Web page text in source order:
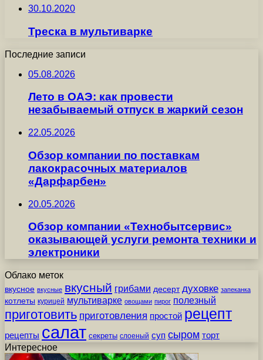
30.10.2020
Треска в мультиварке
Последние записи
05.08.2026
Лето в ОАЭ: как провести
незабываемый отпуск в жаркий сезон
22.05.2026
Обзор компании по поставкам
лакокрасочных материалов
«Дарфарбен»
20.05.2026
Обзор компании «Технобытсервис»
оказывающей услуги ремонта техники и
электроники
Облако меток
вкусное вкусные вкусный грибами десерт духовке запеканка
котлеты курицей мультиварке овощами пирог полезный
приготовить приготовления простой рецепт
рецепты салат секреты слоеный суп сыром торт
Интересное